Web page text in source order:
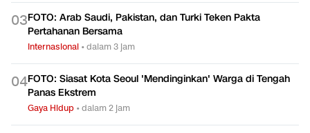
03FOTO: Arab Saudi, Pakistan, dan Turki Teken Pakta
Pertahanan Bersama
Internasional •dalam 3 jam
04FOTO: Siasat Kota Seoul 'Mendinginkan' Warga di Tengah
Panas Ekstrem
Gaya Hidup •dalam 2 jam